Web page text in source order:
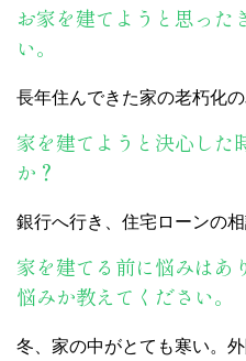
お家を建てようと思った
い。
長年住んできた家の老朽化の
家を建てようと決心した
か？
銀行へ行き、住宅ローンの相
家を建てる前に悩みはあ
悩みか教えてください。
冬、家の中がとても寒い。